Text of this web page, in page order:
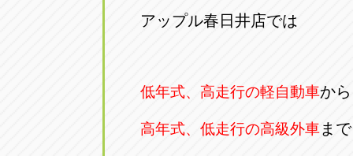
アップル春日井店では
低年式、高走行の軽自動車から
高年式、低走行の高級外車まで